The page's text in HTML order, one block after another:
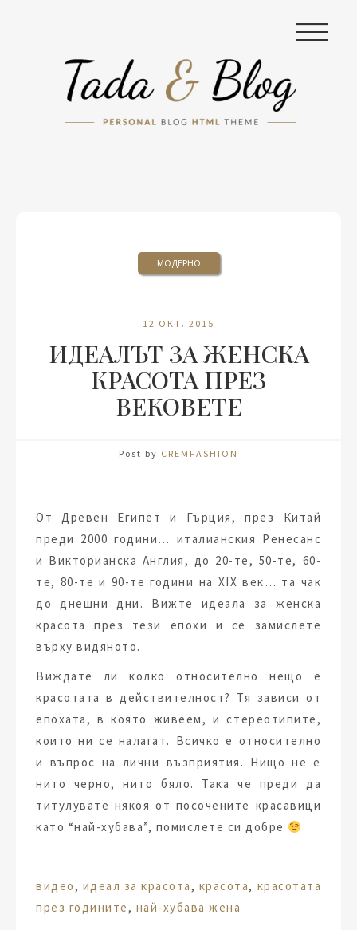
|||
МОДЕРНО
12 ОКТ. 2015
ИДЕАЛЪТ ЗА ЖЕНСКА
КРАСОТА ПРЕЗ
ВЕКОВЕТЕ
Post by CREMFASHION
От Древен Египет и Гърция, през Китай
преди 2000 години… италианския Ренесанс
и Викторианска Англия, до 20-те, 50-те, 60-
те, 80-те и 90-те години на XIX век… та чак
до днешни дни. Вижте идеала за женска
красота през тези епохи и се замислете
върху видяното.
Виждате ли колко относително нещо е
красотата в действителност? Тя зависи от
епохата, в която живеем, и стереотипите,
които ни се налагат. Всичко е относително
и въпрос на лични възприятия. Нищо не е
нито черно, нито бяло. Така че преди да
титулувате някоя от посочените красавици
като “най-хубава”, помислете си добре
Tags:
видео, идеал за красота, красота, красотата
през годините, най-хубава жена